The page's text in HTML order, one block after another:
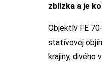
zblízka a je
Objektív FE
statívovej
krajiny, divého